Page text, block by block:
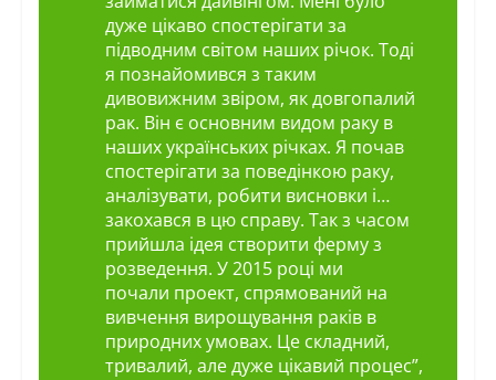
дуже цікаво спостерігати за
підводним світом наших річок. Тоді
я познайомився з таким
дивовижним звіром, як довгопалий
рак. Він є основним видом раку в
наших українських річках. Я почав
спостерігати за поведінкою раку,
аналізувати, робити висновки і…
закохався в цю справу. Так з часом
прийшла ідея створити ферму з
розведення. У 2015 році ми
почали проект, спрямований на
вивчення вирощування раків в
природних умовах. Це складний,
тривалий, але дуже цікавий процес”,